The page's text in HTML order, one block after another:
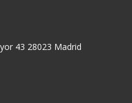
43 28023 Madrid